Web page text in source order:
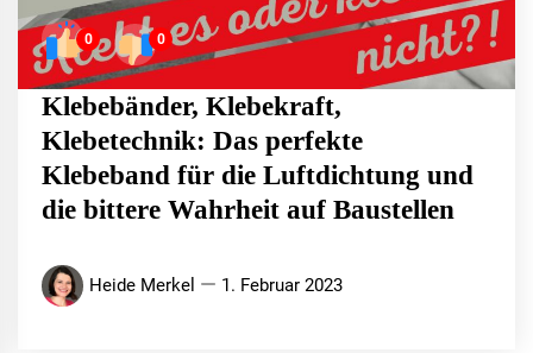
0 0
Klebebänder, Klebekraft,
Klebetechnik: Das perfekte
Klebeband für die Luftdichtung und
die bittere Wahrheit auf Baustellen
Heide Merkel 1. Februar 2023